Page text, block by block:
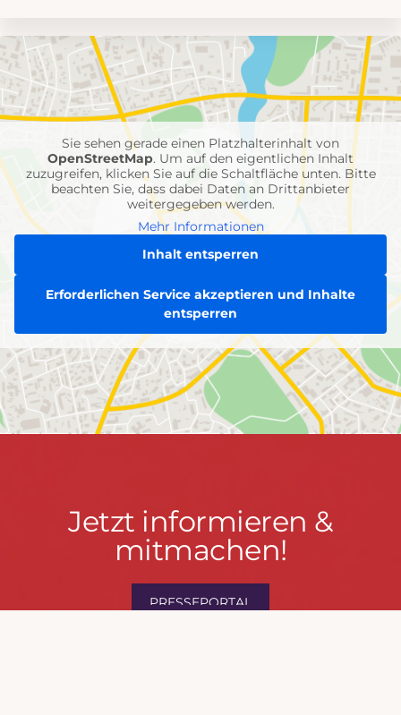
Umgebungskarte
mit
Feuerwehr-
Einheiten
Sie sehen gerade einen Platzhalterinhalt von
OpenStreetMap. Um auf den eigentlichen Inhalt
zuzugreifen, klicken Sie auf die Schaltfläche unten. Bitte
beachten Sie, dass dabei Daten an Drittanbieter
weitergegeben werden.
Mehr Informationen
Inhalt entsperren
Erforderlichen Service akzeptieren und Inhalte
entsperren
Jetzt
informieren
mitmachen!
Jetzt informieren &
mitmachen!
PRESSEPORTAL